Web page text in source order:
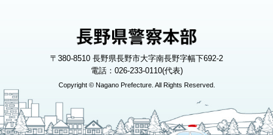
〒380-8510 長野県長野市大字南長野字幅下692-2
電話：026-233-0110(代表)
Copyright © Nagano Prefecture. All Rights Reserved.